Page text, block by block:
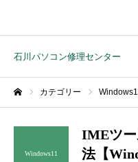
石川パソコン修理センター
カテゴリー
Windows11
IMEツ
法【